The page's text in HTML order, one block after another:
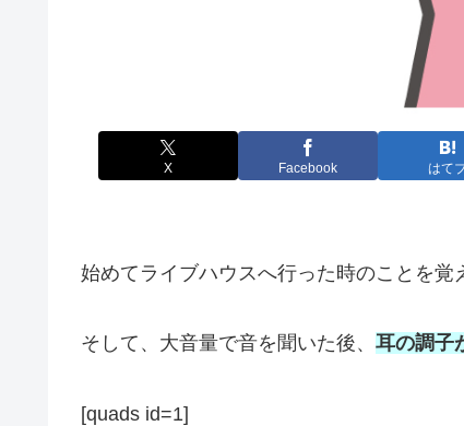
X Facebook はて
始めてライブハウスへ行った時のことを覚
そして、大音量で音を聞いた後、 耳の調子
[quads id=1]